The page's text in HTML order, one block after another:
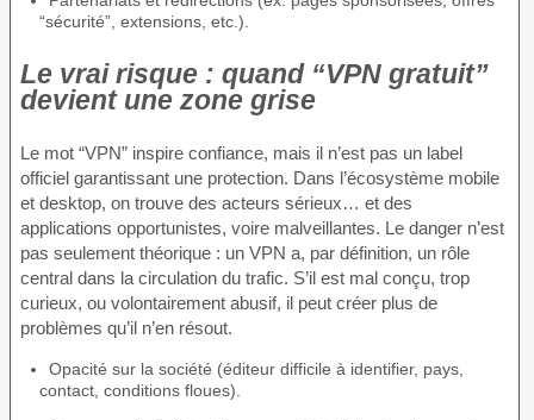
“sécurité”, extensions, etc.).
Le vrai risque : quand “VPN gratuit”
devient une zone grise
Le mot “VPN” inspire confiance, mais il n’est pas un label
officiel garantissant une protection. Dans l’écosystème mobile
et desktop, on trouve des acteurs sérieux… et des
applications opportunistes, voire malveillantes. Le danger n’est
pas seulement théorique : un VPN a, par définition, un rôle
central dans la circulation du trafic. S’il est mal conçu, trop
curieux, ou volontairement abusif, il peut créer plus de
problèmes qu’il n’en résout.
Opacité sur la société (éditeur difficile à identifier, pays,
contact, conditions floues).